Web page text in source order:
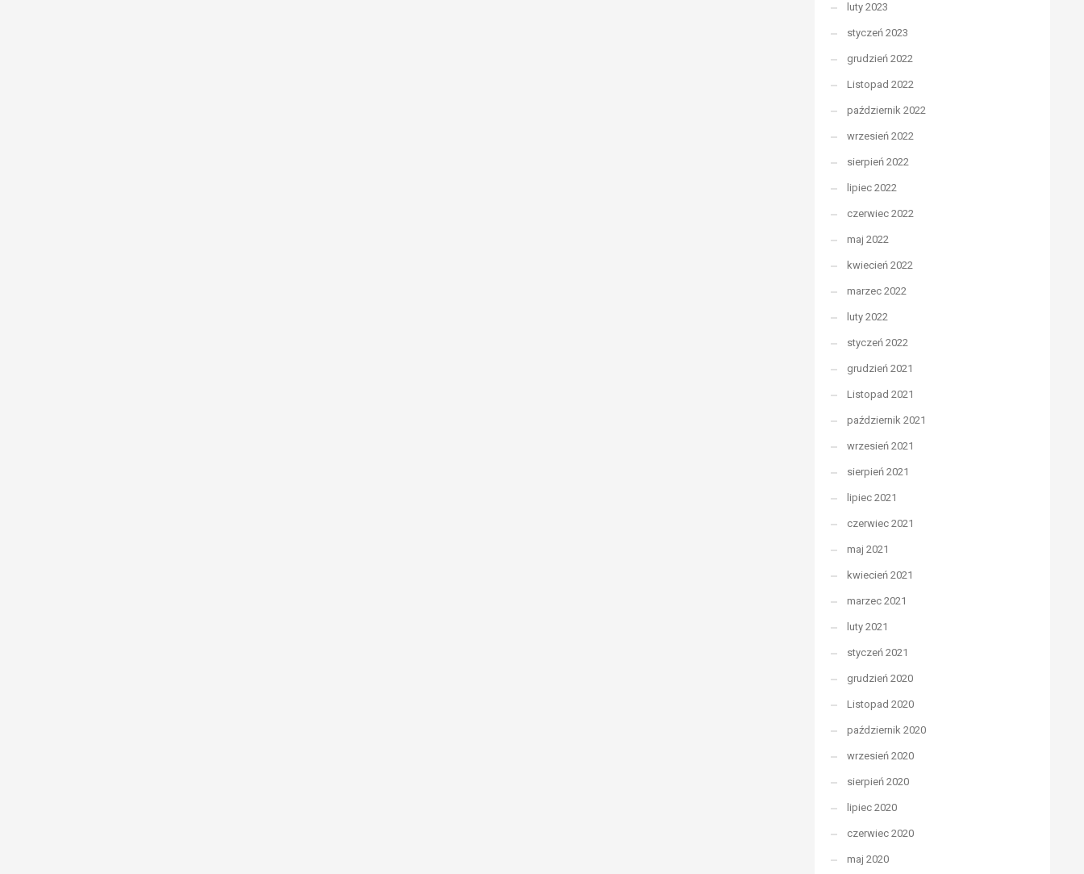
luty 2023
styczeń 2023
grudzień 2022
Listopad 2022
październik 2022
wrzesień 2022
sierpień 2022
lipiec 2022
czerwiec 2022
maj 2022
kwiecień 2022
marzec 2022
luty 2022
styczeń 2022
grudzień 2021
Listopad 2021
październik 2021
wrzesień 2021
sierpień 2021
lipiec 2021
czerwiec 2021
maj 2021
kwiecień 2021
marzec 2021
luty 2021
styczeń 2021
grudzień 2020
Listopad 2020
październik 2020
wrzesień 2020
sierpień 2020
lipiec 2020
czerwiec 2020
maj 2020